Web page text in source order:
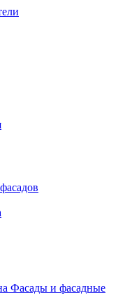
Фасады и фасадные